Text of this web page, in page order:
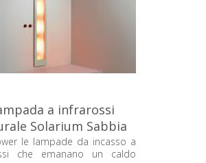
a infrarossi
Solarium Sabbia
One L L0500-
L0106
le lampade da incasso a
che emanano un caldo